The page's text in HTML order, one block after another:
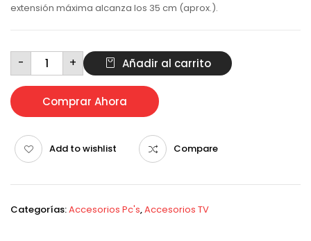
extensión máxima alcanza los 35 cm (aprox.).
- Soporte
brazo
para
210
cantidad
+ Añadir al carrito
Comprar Ahora
Add to wishlist Compare
Categorías:Accesorios Pc's,Accesorios TV